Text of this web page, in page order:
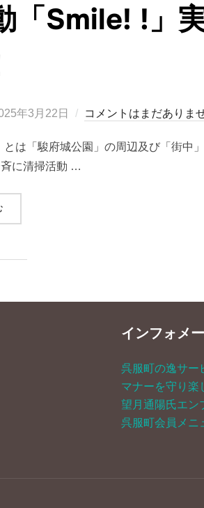
「Smile! !」
年3月22日 コメントはまだありま
は「駿府城公園」の周辺及び「街中
に清掃活動 …
“4月12日 まちなか清掃活動「SMILE! !」実施します！”
インフォメ
呉服町の逸サー
マナーを守り楽
望月通陽氏エン
呉服町会員メニ